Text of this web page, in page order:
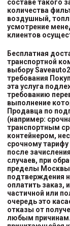
составе такого
количества
воздушный,
усмотрение
клиентов
Бесплатная
транспортной
выбору
требования
эта услуга
требованию
выполнение
Продавца по
(например:
транспортным
контейнером,
срочному тарифу
после
случаев, при
пределы
подтверждения
оплатить заказ,
частичной или
очередь это
отказы от
любым